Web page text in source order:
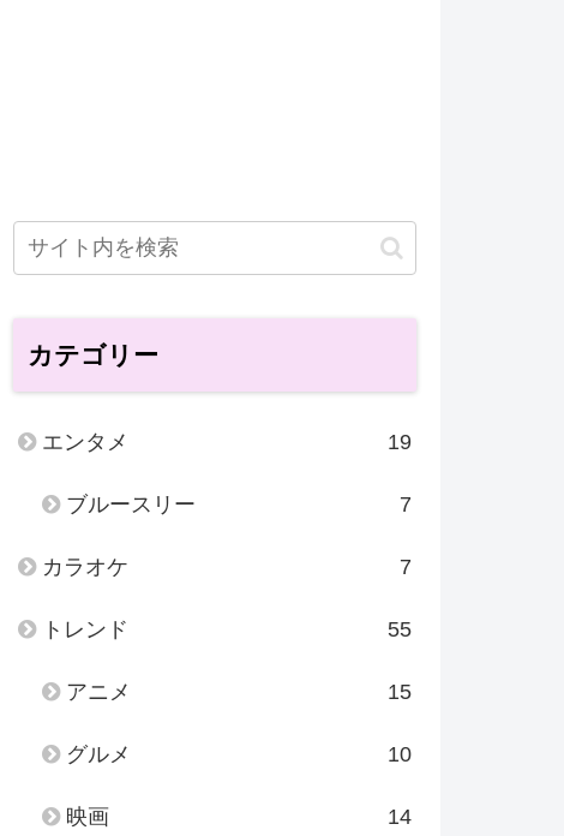
カテゴリー
エンタメ 19
ブルースリー 7
カラオケ 7
トレンド 55
アニメ 15
グルメ 10
映画 14